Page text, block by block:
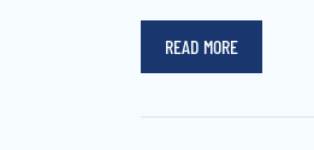
READ MORE